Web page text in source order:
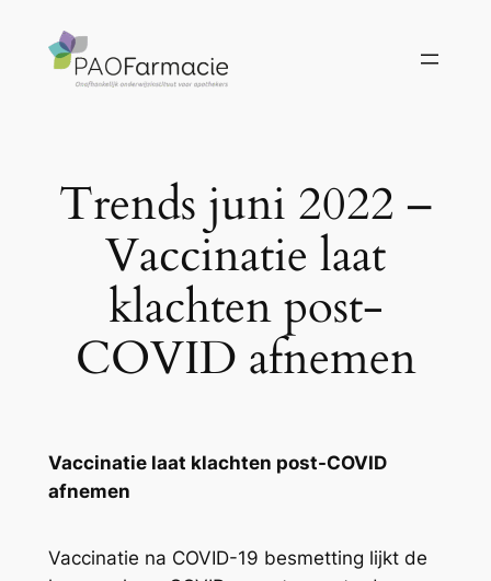
Trends juni 2022 –
Vaccinatie laat
klachten post-
COVID afnemen
Vaccinatie laat klachten post-COVID
afnemen
Vaccinatie na COVID-19 besmetting lijkt de